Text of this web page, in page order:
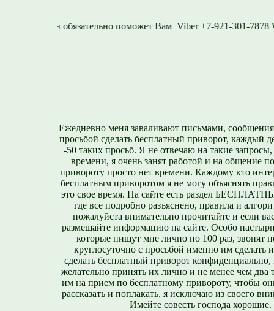
Viber +7-921-301-
Ежедневно меня заваливают письмами,
просьбой сделать бесплатный приворот, каждый
-50 таких просьб. Я не отвечаю на такие
времени, я очень занят работой и на общение
привороту просто нет времени. Каждому кто
бесплатным приворотом я не могу объяснять
это свое время. На сайте есть раздел
где все подробно разъяснено, правила и
пожалуйста внимательно прочитайте и если
размещайте информацию на сайте. Особо
которые пишут мне лично по 100 раз, звонят
круглосуточно с просьбой именно им сделать
сделать бесплатный приворот конфиденциально,
желательно принять их лично и не менее чем два
им на прием по бесплатному привороту, чтобы
рассказать и поплакать, я исключаю из своего
Имейте совесть господа хорошие.